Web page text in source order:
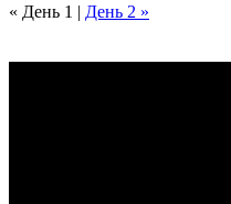
« День 1 | День 2 »